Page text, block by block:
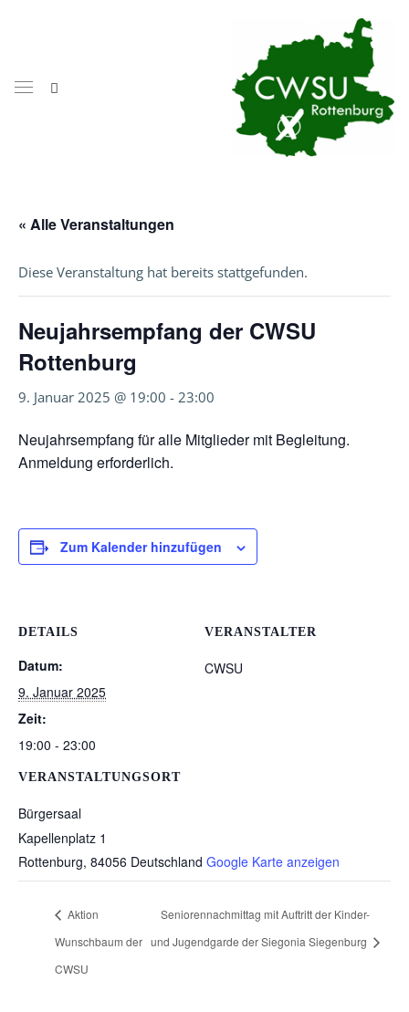
« Alle Veranstaltungen
Diese Veranstaltung hat bereits stattgefunden.
Neujahrsempfang der CWSU
Rottenburg
9. Januar 2025 @ 19:00 - 23:00
Neujahrsempfang für alle Mitglieder mit Begleitung.
Anmeldung erforderlich.
Zum Kalender hinzufügen
DETAILS
Datum:
9. Januar 2025
Zeit:
19:00 - 23:00
VERANSTALTUNGSORT
Bürgersaal
Kapellenplatz 1
Rottenburg, 84056 Deutschland Google Karte anzeigen
VERANSTALTER
CWSU
Aktion
Wunschbaum der
CWSU
Seniorennachmittag mit Auftritt der Kinder-
und Jugendgarde der Siegonia Siegenburg